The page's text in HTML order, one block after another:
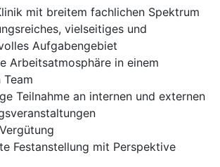
mit breitem fachlichen Spektrum
vielseitiges und
Aufgabengebiet
Arbeitsatmosphäre in einem
Teilnahme an internen und externen
Festanstellung mit Perspektive